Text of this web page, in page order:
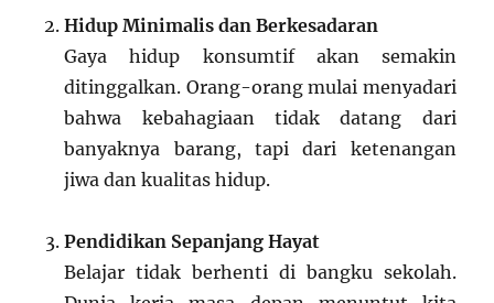
Hidup Minimalis dan Berkesadaran
Gaya hidup konsumtif akan semakin
ditinggalkan. Orang-orang mulai menyadari
bahwa kebahagiaan tidak datang dari
banyaknya barang, tapi dari ketenangan
jiwa dan kualitas hidup.
Pendidikan Sepanjang Hayat
Belajar tidak berhenti di bangku sekolah.